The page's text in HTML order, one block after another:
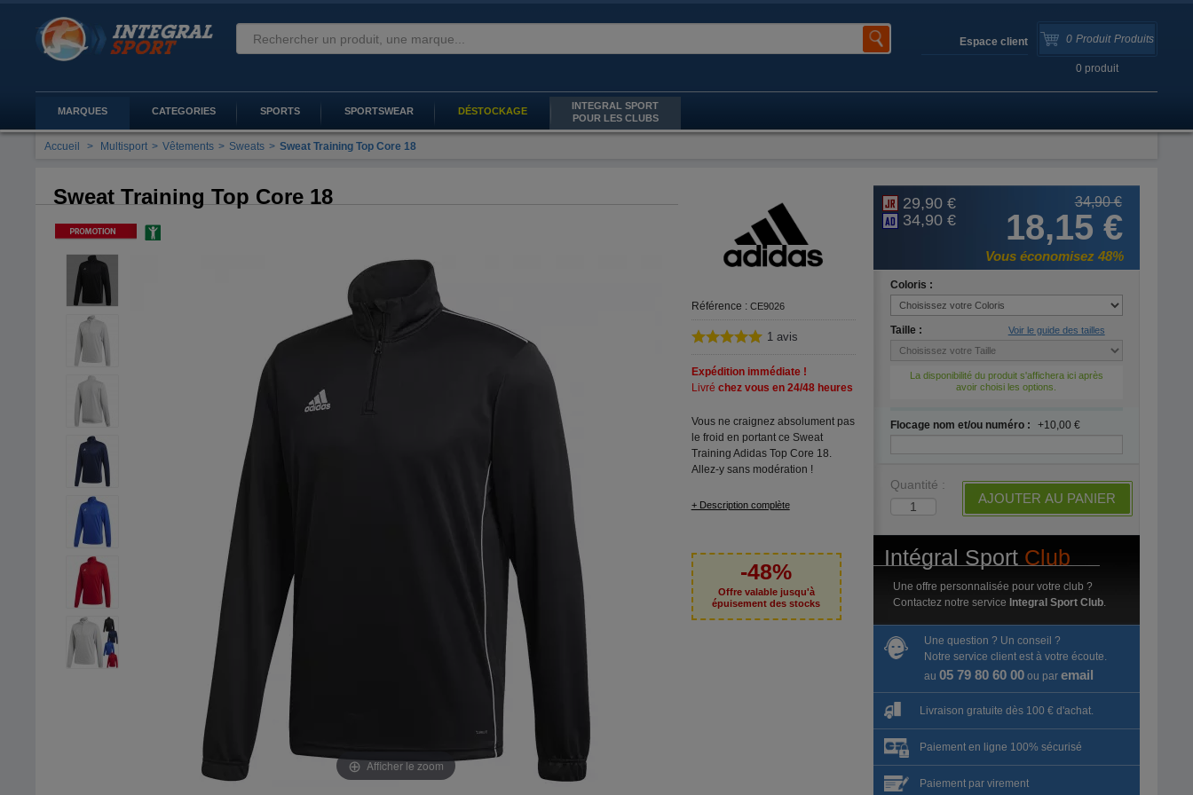
0 Produit Produits
0 produit
Espace client
MARQUES CATEGORIES SPORTS SPORTSWEAR DÉSTOCKAGE
INTEGRAL SPORT
POUR LES CLUBS
Accueil > Multisport > Vêtements > Sweats > Sweat Training Top Core 18
Sweat Training Top Core 18
Afficher le zoom
Référence : CE9026
1 avis
Expédition immédiate !
Livré chez vous en 24/48 heures
Vous ne craignez absolument pas
le froid en portant ce Sweat
Training Adidas Top Core 18.
Allez-y sans modération !
+ Description complète
-48%
Offre valable jusqu'à
épuisement des stocks
29,90 €
34,90 €
34,90 €
18,15 €
Vous économisez 48%
Coloris :
Taille : Voir le guide des tailles
La disponibilité du produit s'affichera ici après
avoir choisi les options.
Flocage nom et/ou numéro : +10,00 €
Quantité :
AJOUTER AU PANIER
Intégral Sport Club
Une offre personnalisée pour votre club ?
Contactez notre service Integral Sport Club.
Une question ? Un conseil ?
Notre service client est à votre écoute.
au 05 79 80 60 00ou par email
Livraison gratuite dès 100 € d'achat.
Paiement en ligne 100% sécurisé
Paiement par virement